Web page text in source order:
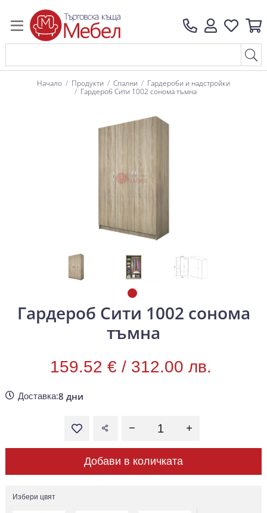
Начало Продукти Спални
Гардероби и надстройки
Гардероб Сити 1002 сонома тъмна
Гардероб Сити 1002 сонома
тъмна
159.52 € / 312.00 лв.
Доставка:8 дни
Добави в количката
Избери цвят